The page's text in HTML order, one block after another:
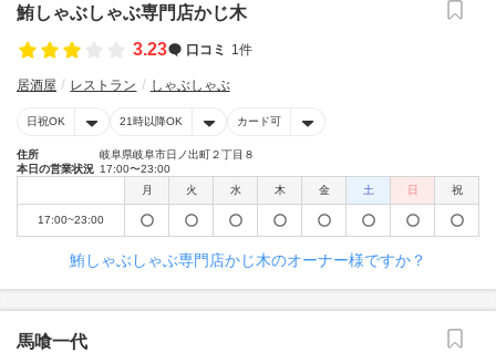
鮪しゃぶしゃぶ専門店かじ木
3.23
口コミ 1件
居酒屋 レストラン しゃぶしゃぶ
日祝OK 21時以降OK カード可
住所
岐阜県岐阜市日ノ出町２丁目８
本日の営業状況 17:00〜23:00
月
火 水 木 金 土 日 祝
17:00~23:00
鮪しゃぶしゃぶ専門店かじ木のオーナー様ですか？
馬喰一代